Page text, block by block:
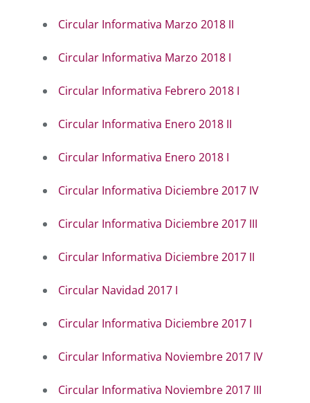
Circular Informativa Marzo 2018 II
Circular Informativa Marzo 2018 I
Circular Informativa Febrero 2018 I
Circular Informativa Enero 2018 II
Circular Informativa Enero 2018 I
Circular Informativa Diciembre 2017 IV
Circular Informativa Diciembre 2017 III
Circular Informativa Diciembre 2017 II
Circular Navidad 2017 I
Circular Informativa Diciembre 2017 I
Circular Informativa Noviembre 2017 IV
Circular Informativa Noviembre 2017 III